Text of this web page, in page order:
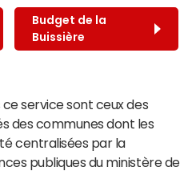
Budget de la
Buissière
service sont ceux des
des communes dont les
centralisées par la
publiques du ministère de